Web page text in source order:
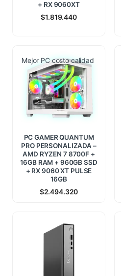
+ RX 9060XT
$1.819.440
Mejor PC costo calidad
PC GAMER QUANTUM
PRO PERSONALIZADA –
AMD RYZEN 7 8700F +
16GB RAM + 960GB SSD
+ RX 9060 XT PULSE
16GB
$2.494.320